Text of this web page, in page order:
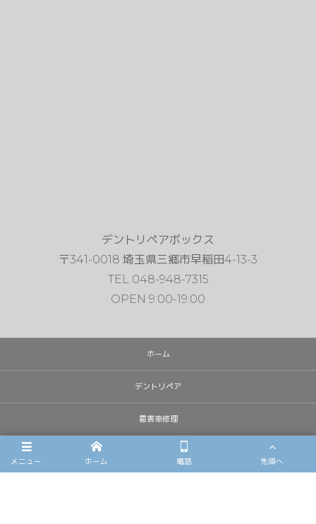
デントリペアボックス
〒341-0018 埼玉県三郷市早稲田4-13-3
TEL 048-948-7315
OPEN 9:00-19:00
ホーム
デントリペア
雹害車修理
フロントガラスリペア
メニュー ホーム 電話 先頭へ